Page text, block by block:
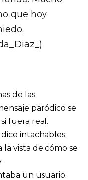
que hoy
de las
paródico se
fuera real.
intachables
vista de cómo se
un usuario.